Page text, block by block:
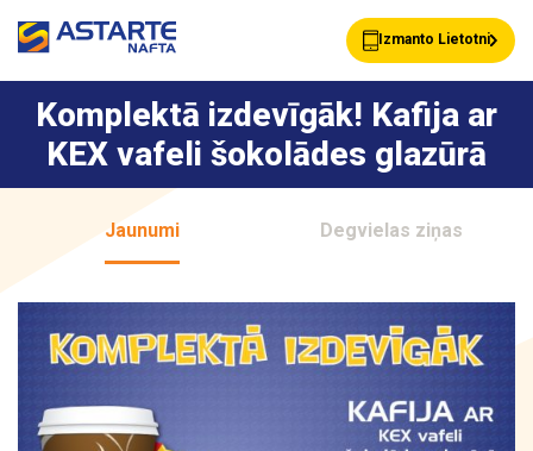
Izmanto Lietotni
Akcijas Jaunumi
Uzpildes stacijas
Pakalpojumi Astarte Bizness
Komplektā izdevīgāk! Kafija ar
KEX vafeli šokolādes glazūrā
Jaunumi Degvielas ziņas